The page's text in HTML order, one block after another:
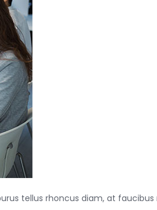
tellus rhoncus diam, at